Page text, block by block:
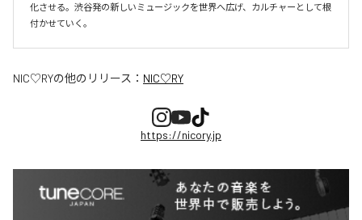
化させる。渋谷発の新しいミュージックを世界へ広げ、カルチャーとして根
付かせていく。
NIC♡RYの他のリリース： NIC♡RY
https://nicory.jp